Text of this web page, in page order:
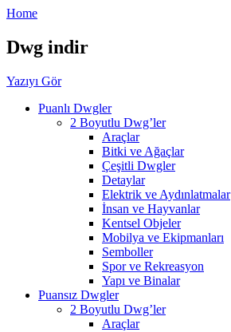
Home
Dwg indir
Yazıyı Gör
Puanlı Dwgler
2 Boyutlu Dwg’ler
Araçlar
Bitki ve Ağaçlar
Çeşitli Dwgler
Detaylar
Elektrik ve Aydınlatmalar
İnsan ve Hayvanlar
Kentsel Objeler
Mobilya ve Ekipmanları
Semboller
Spor ve Rekreasyon
Yapı ve Binalar
Puansız Dwgler
2 Boyutlu Dwg’ler
Araçlar